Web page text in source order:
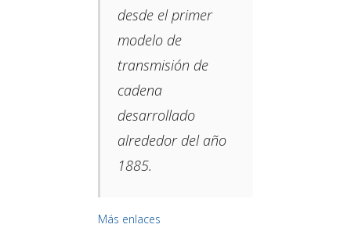
desde el primer
modelo de
transmisión de
cadena
desarrollado
alrededor del año
1885.​
Más enlaces